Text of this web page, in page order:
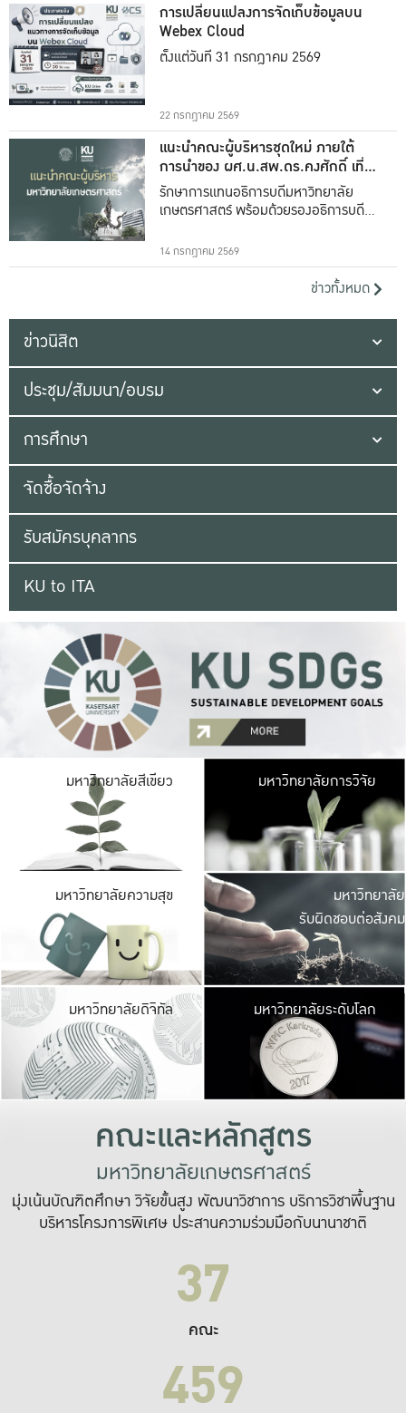
การเปลี่ยนแปลงการจัดเก็บข้อมูลบน
Webex Cloud
ตั้งแต่วันที่ 31 กรกฎาคม 2569
22 กรกฎาคม 2569
แนะนำคณะผู้บริหารชุดใหม่ ภายใต้
การนำของ ผศ.น.สพ.ดร.คงศักดิ์ เที่ยง
ธรรม
รักษาการแทนอธิการบดีมหาวิทยาลัย
เกษตรศาสตร์ พร้อมด้วยรองอธิการบดีทั้ง
14 กรกฎาคม 2569
ข่าวทั้งหมด
ข่าวนิสิต
ประชุม/สัมมนา/อบรม
การศึกษา
จัดซื้อจัดจ้าง
รับสมัครบุคลากร
KU to ITA
มหาวิทยาลัยสีเขียว มหาวิ
มีพื้นที่เขียวสดใส
เป็นป่าในเมือง เกษต
มหาวิทยาลัยการวิจัย
มหาวิทยาลัยความสุข มหาวิ
ค
เปิดประ
และพบเรื่องราวใ
มหาวิทยาลัย
รับผิดชอบต่อสังคม
มหาวิทยาลัยดิจิทัล มหาวิ
เปลี่ยนแปลง แล
เพื่อทำง
ระบบสารสนเทศ
มหาวิทยาลัยระดับโลก
คณะและหลักสูตร
มหาวิทยาลัยเกษตรศาสตร์
มุ่งเน้นบัณฑิตศึกษา วิจัยขั้นสูง พัฒนาวิชาการ บริการวิชาพื้นฐาน
บริหารโครงการพิเศษ ประสานความร่วมมือกับนานาชาติ
37
คณะ
459